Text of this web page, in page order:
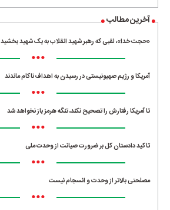
آخرین مطالب
«حجت خدا»، لقبی که رهبر شهید انقلاب به یک شهید بخشید
•••
آمریکا و رژیم صهیونیستی در رسیدن به اهداف ناکام ماندند
•••
تا آمریکا رفتارش را تصحیح نکند، تنگه هرمز باز نخواهد شد
•••
تاکید دادستان کل بر ضرورت صیانت از وحدت ملی
•••
مصلحتی بالاتر از وحدت و انسجام نیست
•••